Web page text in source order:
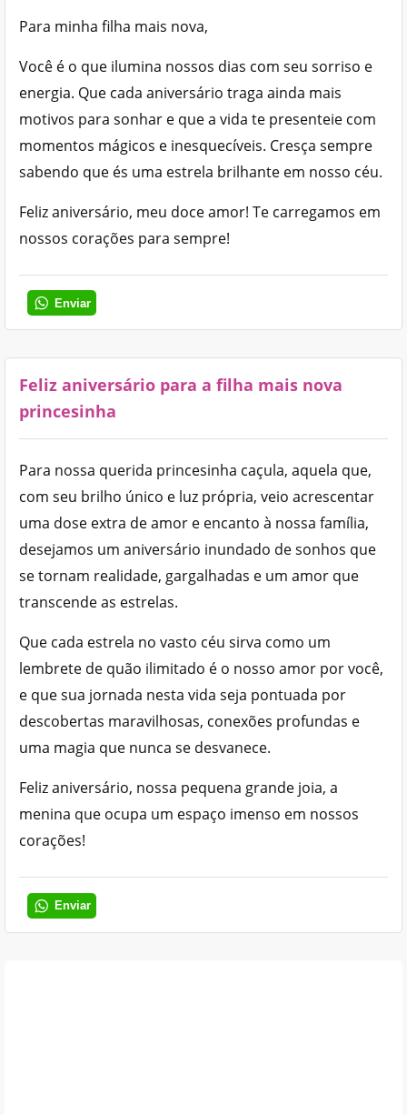
Para minha filha mais nova,
Você é o que ilumina nossos dias com seu sorriso e
energia. Que cada aniversário traga ainda mais
motivos para sonhar e que a vida te presenteie com
momentos mágicos e inesquecíveis. Cresça sempre
sabendo que és uma estrela brilhante em nosso céu.
Feliz aniversário, meu doce amor! Te carregamos em
nossos corações para sempre!
Enviar
Feliz aniversário para a filha mais nova
princesinha
Para nossa querida princesinha caçula, aquela que,
com seu brilho único e luz própria, veio acrescentar
uma dose extra de amor e encanto à nossa família,
desejamos um aniversário inundado de sonhos que
se tornam realidade, gargalhadas e um amor que
transcende as estrelas.
Que cada estrela no vasto céu sirva como um
lembrete de quão ilimitado é o nosso amor por você,
e que sua jornada nesta vida seja pontuada por
descobertas maravilhosas, conexões profundas e
uma magia que nunca se desvanece.
Feliz aniversário, nossa pequena grande joia, a
menina que ocupa um espaço imenso em nossos
corações!
Enviar